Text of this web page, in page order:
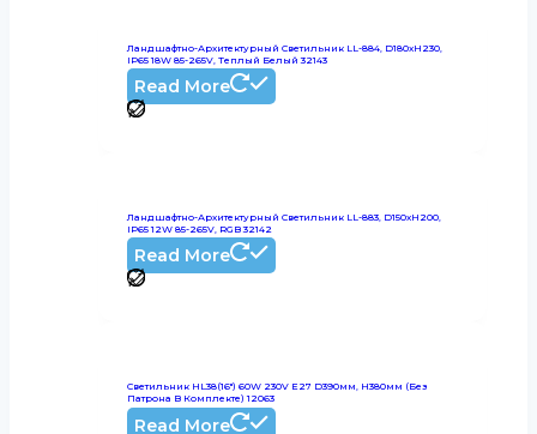
Ландшафтно-Архитектурный Светильник LL-884, D180xH230,
IP65 18W 85-265V, Теплый Белый 32143
Read More
Ландшафтно-Архитектурный Светильник LL-883, D150xH200,
IP65 12W 85-265V, RGB 32142
Read More
Светильник HL38(16″) 60W 230V E27 D390мм, H380мм (без
Патрона В Комплекте) 12063
Read More